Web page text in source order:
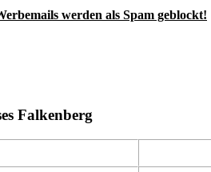
werden als Spam geblockt!
Falkenberg